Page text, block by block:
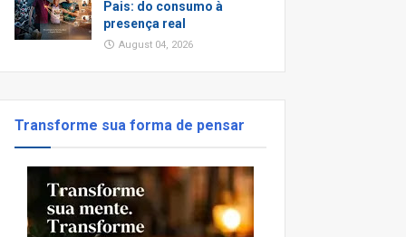
Pais: do consumo à
presença real
August 04, 2026
Transforme sua forma de pensar